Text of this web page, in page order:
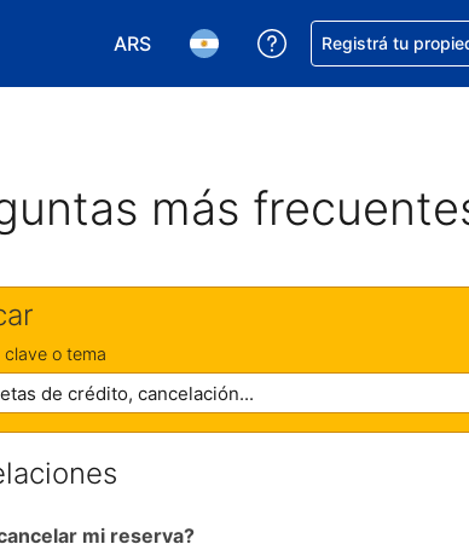
ARS
Elegir la moneda. Tu moneda actual
Elegir el idioma. El idioma
Conseguí ayuda
Registrá tu
más
clave o tema
mi reserva?